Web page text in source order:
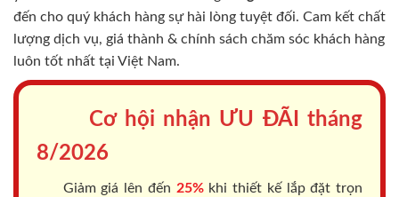
đến cho quý khách hàng sự hài lòng tuyệt đối. Cam kết chất
lượng dịch vụ, giá thành & chính sách chăm sóc khách hàng
luôn tốt nhất tại Việt Nam.
Cơ hội nhận ƯU ĐÃI tháng
8/2026
Giảm giá lên đến 25%khi thiết kế lắp đặt trọn